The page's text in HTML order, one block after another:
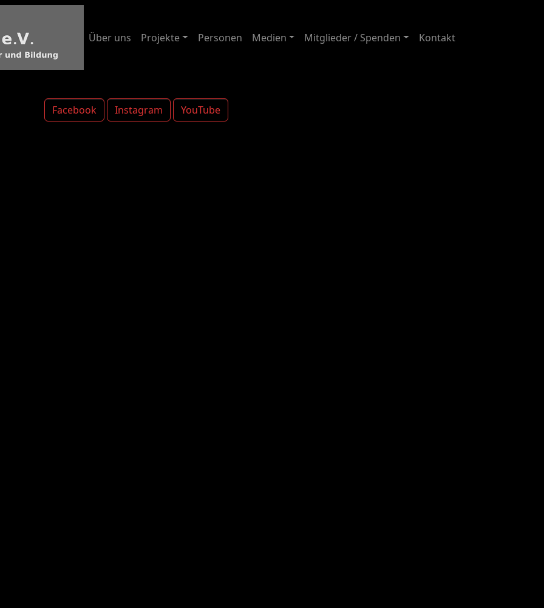
Facebook Instagram YouTube
Über uns Projekte Personen Medien Mitglieder / Spenden Kontakt